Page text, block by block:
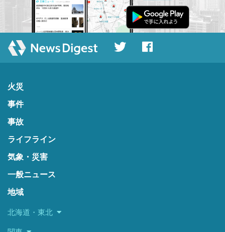
火災
事件
事故
ライフライン
気象・災害
一般ニュース
地域
北海道・東北